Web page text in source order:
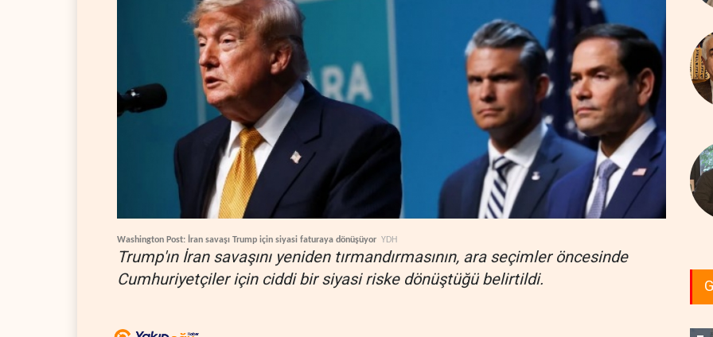
Washington Post: İran savaşı Trump için siyasi faturaya dönüşüyor YDH
Trump'ın İran savaşını yeniden tırmandırmasının, ara seçimler öncesinde
Cumhuriyetçiler için ciddi bir siyasi riske dönüştüğü belirtildi.